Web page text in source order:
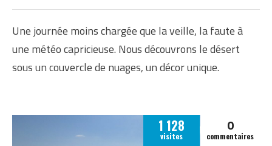
Une journée moins chargée que la veille, la faute à
une météo capricieuse. Nous découvrons le désert
sous un couvercle de nuages, un décor unique.
1 128
visites
0
commentaires